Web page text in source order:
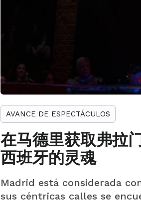
AVANCE DE ESPECTÁCULOS
在马德里获取弗拉
西班牙的灵魂
Madrid está considerada
sus céntricas calles se